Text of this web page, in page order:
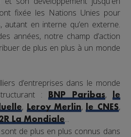
fixée les Nations Unies pour
autant en interne qu’en externe.
années, notre champ d’action
de plus en plus à un monde
d’entreprises dans le monde
:
BNP Paribas,
le
, Leroy Merlin, le CNES,
La Mondiale...
de plus en plus connus dans